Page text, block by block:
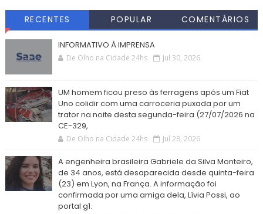
RECENTES POPULAR COMENTÁRIOS
INFORMATIVO À IMPRENSA
De Olho na Cidade 24hs Jul 30, 2026
UM homem ficou preso às ferragens após um Fiat
Uno colidir com uma carroceria puxada por um
trator na noite desta segunda-feira (27/07/2026 na
CE-329,
De Olho na Cidade 24hs Jul 28, 2026
A engenheira brasileira Gabriele da Silva Monteiro,
de 34 anos, está desaparecida desde quinta-feira
(23) em Lyon, na França. A informação foi
confirmada por uma amiga dela, Lívia Possi, ao
portal g1.